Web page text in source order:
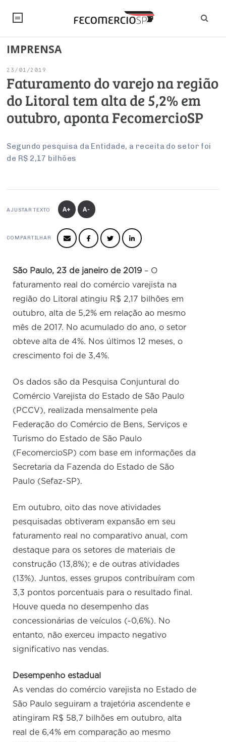
NOTÍCIAS
Artigos
Institucional
PROJETOS ESPECIAIS:
Economia
Pesquisas
Brasil
Internacional
Economia Digital
Inteligência Artificial
Trabalho
Reforma Tributária
Negócios
Serviços
Afixação de preços e fiscalização
Logística Reversa
PESQUISAS
INSTITUCIONAL
Negociações Coletivas
SENAC
Cecomercio
Prêmio de Sustentabilidade
Conselho de Turismo
Conselho de Emprego e Relações do Trabalho
Conselho de Assuntos Tributários
Conselho de Economia Empresarial e Política
Conselho Superior de Direito
Conselho do Comércio Atacadista
Conselho de Serviços
Conselho de Relações Internacionais
Conselho de Comércio Eletrônico
Produtos e Serviços
IMPRENSA
23/01/2019
Faturamento do varejo na região
do Litoral tem alta de 5,2% em
outubro, aponta FecomercioSP
Segundo pesquisa da Entidade, a receita do setor foi
de R$ 2,17 bilhões
AJUSTAR TEXTO A+ A-
COMPARTILHAR
São Paulo, 23 de janeiro de 2019 – O
faturamento real do comércio varejista na
região do Litoral atingiu R$ 2,17 bilhões em
outubro, alta de 5,2% em relação ao mesmo
mês de 2017. No acumulado do ano, o setor
obteve alta de 4%. Nos últimos 12 meses, o
crescimento foi de 3,4%.
Os dados são da Pesquisa Conjuntural do
Comércio Varejista do Estado de São Paulo
(PCCV), realizada mensalmente pela
Federação do Comércio de Bens, Serviços e
Turismo do Estado de São Paulo
(FecomercioSP) com base em informações da
Secretaria da Fazenda do Estado de São
Paulo (Sefaz-SP).
Em outubro, oito das nove atividades
pesquisadas obtiveram expansão em seu
faturamento real no comparativo anual, com
destaque para os setores de materiais de
construção (13,8%); e de outras atividades
(13%). Juntos, esses grupos contribuíram com
3,3 pontos porcentuais para o resultado final.
Houve queda no desempenho das
concessionárias de veículos (-0,6%). No
entanto, não exerceu impacto negativo
significativo nas vendas.
Desempenho estadual
As vendas do comércio varejista no Estado de
São Paulo seguiram a trajetória ascendente e
atingiram R$ 58,7 bilhões em outubro, alta
real de 6,4% em comparação ao mesmo